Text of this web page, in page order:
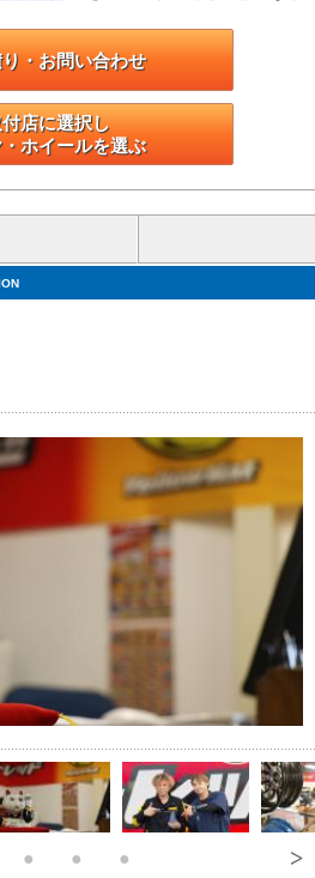
・お問い合わせ
店に選択し
ホイールを選ぶ